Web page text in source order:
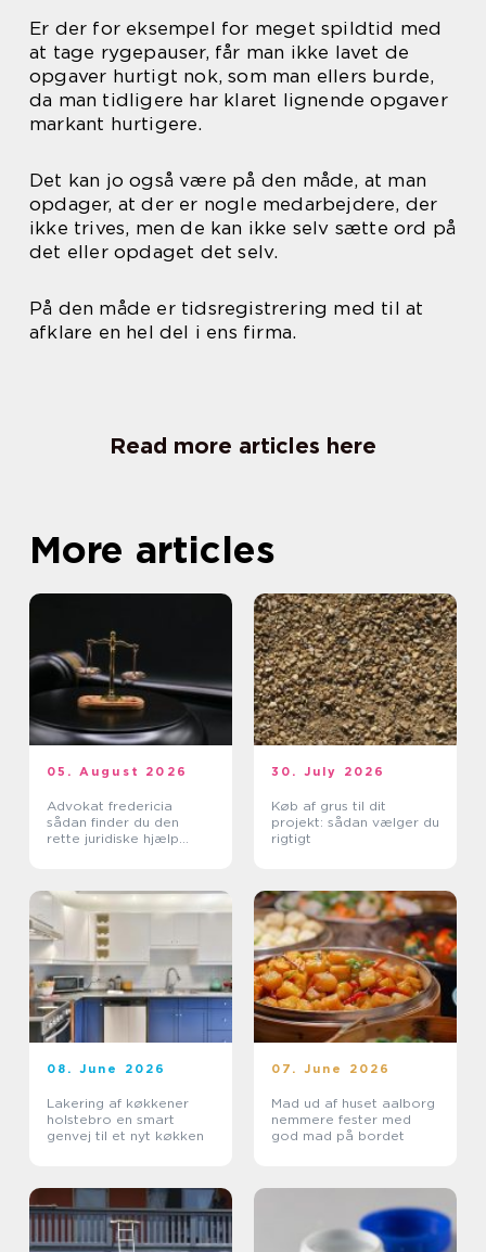
Er der for eksempel for meget spildtid med
at tage rygepauser, får man ikke lavet de
opgaver hurtigt nok, som man ellers burde,
da man tidligere har klaret lignende opgaver
markant hurtigere.
Det kan jo også være på den måde, at man
opdager, at der er nogle medarbejdere, der
ikke trives, men de kan ikke selv sætte ord på
det eller opdaget det selv.
På den måde er tidsregistrering med til at
afklare en hel del i ens firma.
Read more articles here
More articles
05. August 2026
Advokat fredericia
sådan finder du den
rette juridiske hjælp
30. July 2026
Køb af grus til dit
projekt: sådan vælger du
rigtigt
08. June 2026
Lakering af køkkener
holstebro en smart
genvej til et nyt køkken
07. June 2026
Mad ud af huset aalborg
nemmere fester med
god mad på bordet